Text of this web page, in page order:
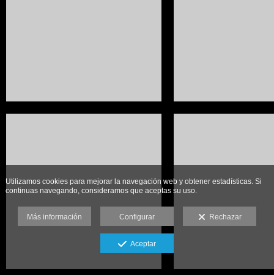
Utilizamos cookies para mejorar la navegación web y obtener estadísticas. Si
continuas navegando, consideramos que aceptas su uso.
Más información Configurar Rechazar
Aceptar